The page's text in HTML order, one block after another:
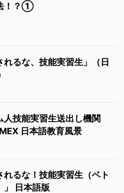
！？①
れるな、技能実習生」（日
人技能実習生送出し機関
日本語教育風景
れるな！技能実習生（ベト
」 日本語版